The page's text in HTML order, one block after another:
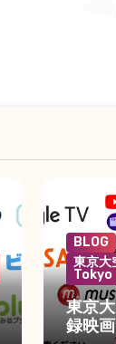
BLOG
東京大
Tokyo
東京
録映